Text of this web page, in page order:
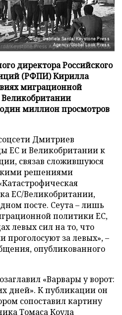
Фото: Gabriela Sarda/Keystone Press
Agency/Global Look Press
директора Российского
(РФПИ) Кирилла
миграционной
миллион просмотров
Дмитриев
ЕС и Великобритании к
связав сложившуюся
решениями
ЕС/Великобритании,
посте. Сеута – лишь
политики ЕС,
левых сил на то, что
за левых», –
опубликованного
«Варвары у ворот:
дней». К публикации он
сопоставил картину
Томаса Коула